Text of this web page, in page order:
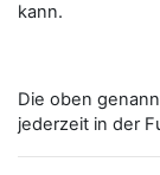
kann.
Die oben
jederzeit in der